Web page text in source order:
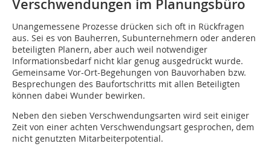
Verschwendungen im Planungsbüro
Unangemessene Prozesse drücken sich oft in Rückfragen
aus. Sei es von Bauherren, Subunternehmern oder anderen
beteiligten Planern, aber auch weil notwendiger
Informationsbedarf nicht klar genug ausgedrückt wurde.
Gemeinsame Vor-Ort-Begehungen von Bauvorhaben bzw.
Besprechungen des Baufortschritts mit allen Beteiligten
können dabei Wunder bewirken.
Neben den sieben Verschwendungsarten wird seit einiger
Zeit von einer achten Verschwendungsart gesprochen, dem
nicht genutzten Mitarbeiterpotential.